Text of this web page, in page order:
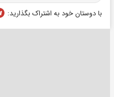
با دوستان خود به اشتراک بگذارید: